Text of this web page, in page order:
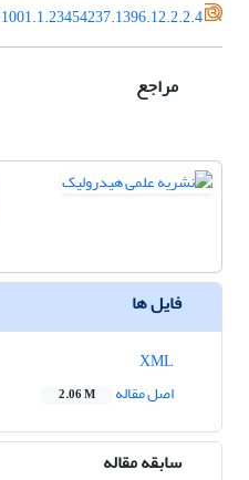
مراجع
فایل ها
اصل مقاله
2.06 M
سابقه مقاله